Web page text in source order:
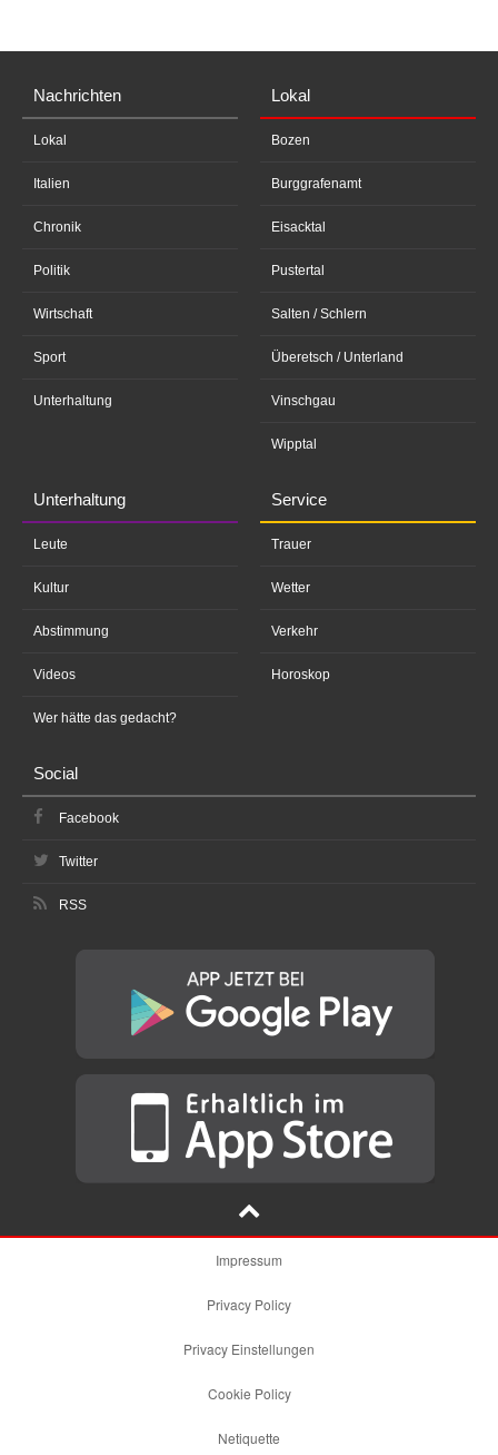
Nachrichten
Lokal
Italien
Chronik
Politik
Wirtschaft
Sport
Unterhaltung
Lokal
Bozen
Burggrafenamt
Eisacktal
Pustertal
Salten / Schlern
Überetsch / Unterland
Vinschgau
Wipptal
Unterhaltung
Leute
Kultur
Abstimmung
Videos
Wer hätte das gedacht?
Service
Trauer
Wetter
Verkehr
Horoskop
Social
Facebook
Twitter
RSS
Impressum
Privacy Policy
Privacy Einstellungen
Cookie Policy
Netiquette